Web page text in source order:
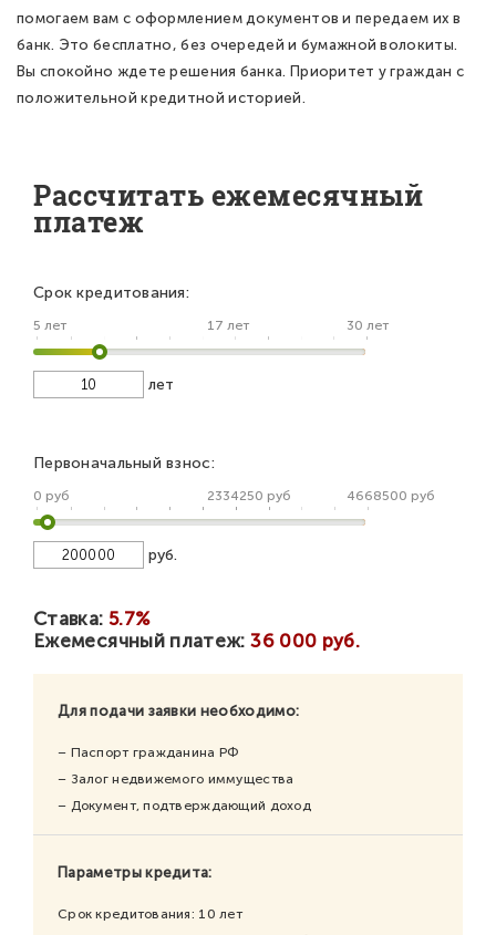
помогаем вам с оформлением документов и передаем их в
банк. Это бесплатно, без очередей и бумажной волокиты.
Вы спокойно ждете решения банка. Приоритет у граждан с
положительной кредитной историей.
Рассчитать ежемесячный
платеж
Срок кредитования:
5 лет 17 лет 30 лет
лет
Первоначальный взнос:
0 руб 2334250 руб 4668500 руб
руб.
Ставка: 5.7%
Ежемесячный платеж:36 000 руб.
Для подачи заявки необходимо:
– Паспорт гражданина РФ
– Залог недвижемого иммущества
– Документ, подтверждающий доход
Параметры кредита:
Срок кредитования: 10 лет